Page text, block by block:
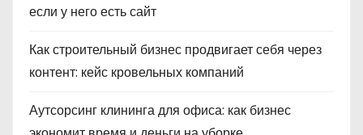
если у него есть сайт
Как строительный бизнес продвигает себя через
контент: кейс кровельных компаний
Аутсорсинг клининга для офиса: как бизнес